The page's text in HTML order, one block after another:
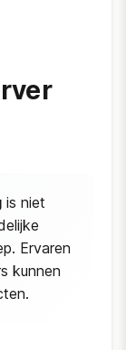
is niet
Ervaren
kunnen